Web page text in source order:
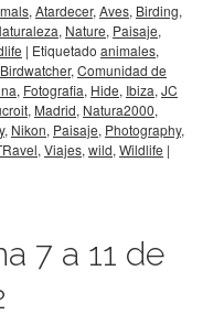
, Atardecer, Aves, Birding,
, Nature, Paisaje,
| Etiquetado animales,
Birdwatcher, Comunidad de
, Fotografia, Hide, Ibiza, JC
, Madrid, Natura2000,
, Nikon, Paisaje, Photography,
, Viajes, wild, Wildlife |
7 a 11 de